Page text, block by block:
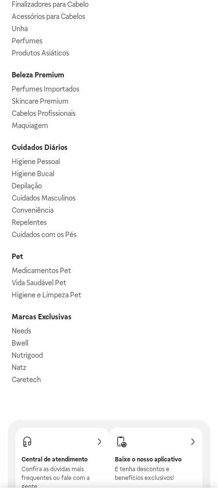
Finalizadores para Cabelo
Acessórios para Cabelos
Unha
Perfumes
Produtos Asiáticos
Beleza Premium
Perfumes Importados
Skincare Premium
Cabelos Profissionais
Maquiagem
Cuidados Diários
Higiene Pessoal
Higiene Bucal
Depilação
Cuidados Masculinos
Conveniência
Repelentes
Cuidados com os Pés
Pet
Medicamentos Pet
Vida Saudável Pet
Higiene e Limpeza Pet
Marcas Exclusivas
Needs
Bwell
Nutrigood
Natz
Caretech
Central de atendimento
Confira as dúvidas mais
frequentes ou fale com a
gente.
Baixe o nosso aplicativo
E tenha descontos e
benefícios exclusivos!